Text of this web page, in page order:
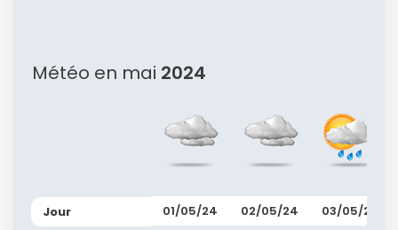
Météo en mai 2024
Jour 01/05/24 02/05/24 03/05/24